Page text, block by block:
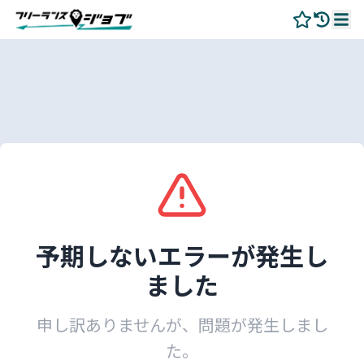
予期しないエラーが発生し
ました
申し訳ありませんが、問題が発生しまし
た。